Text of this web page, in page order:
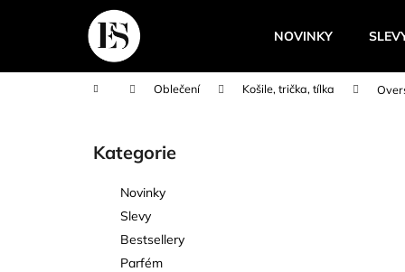
NOVINKY
Domů Oblečení Košile, trička, tílka
Přeskočit
kategorie
Kategorie
Novinky
Slevy
Bestsellery
Parfém
í
Zpět
do
Zpět
do